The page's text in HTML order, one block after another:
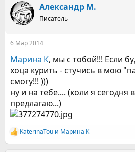
к
ц
и
Александр М.
Писатель
6 Мар 2014
Марина К, мы с тобой!!! Если
хоца курить - стучись в мою
смогу!!! )))
ну и на тебе.... (коли я сегодня
предлагаю...)
Р
е
KaterinaTou и Марина К